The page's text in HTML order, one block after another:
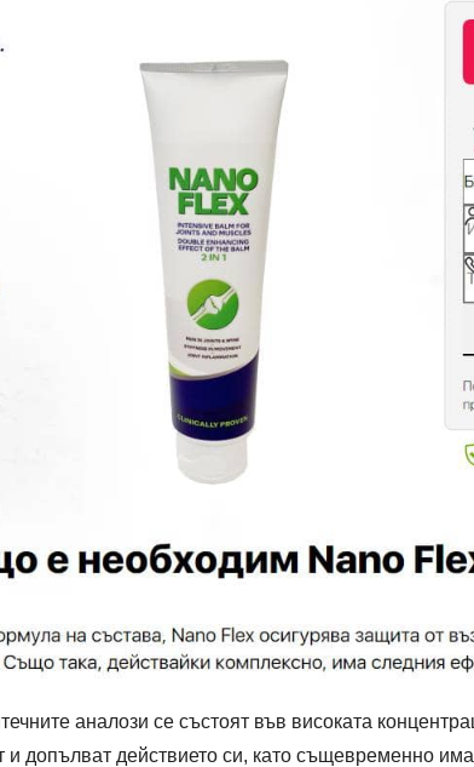
аналози се състоят във високата
допълват действието си, като същевременно